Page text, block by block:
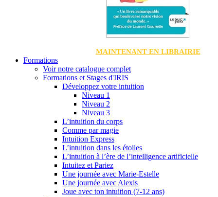
MAINTENANT EN LIBRAIRIE
Formations
Voir notre catalogue complet
Formations et Stages d'IRIS
Développez votre intuition
Niveau 1
Niveau 2
Niveau 3
L’intuition du corps
Comme par magie
Intuition Express
L’intuition dans les étoiles
L’intuition à l’ère de l’intelligence artificielle
Intuitez et Pariez
Une journée avec Marie-Estelle
Une journée avec Alexis
Joue avec ton intuition (7-12 ans)